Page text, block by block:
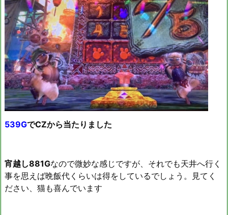
539GでCZから当たりました
宵越し881Gなので微妙な感じですが、それでも天井へ行く
事を思えば晩飯代くらいは得をしているでしょう。見てく
ださい、猫も喜んでいます